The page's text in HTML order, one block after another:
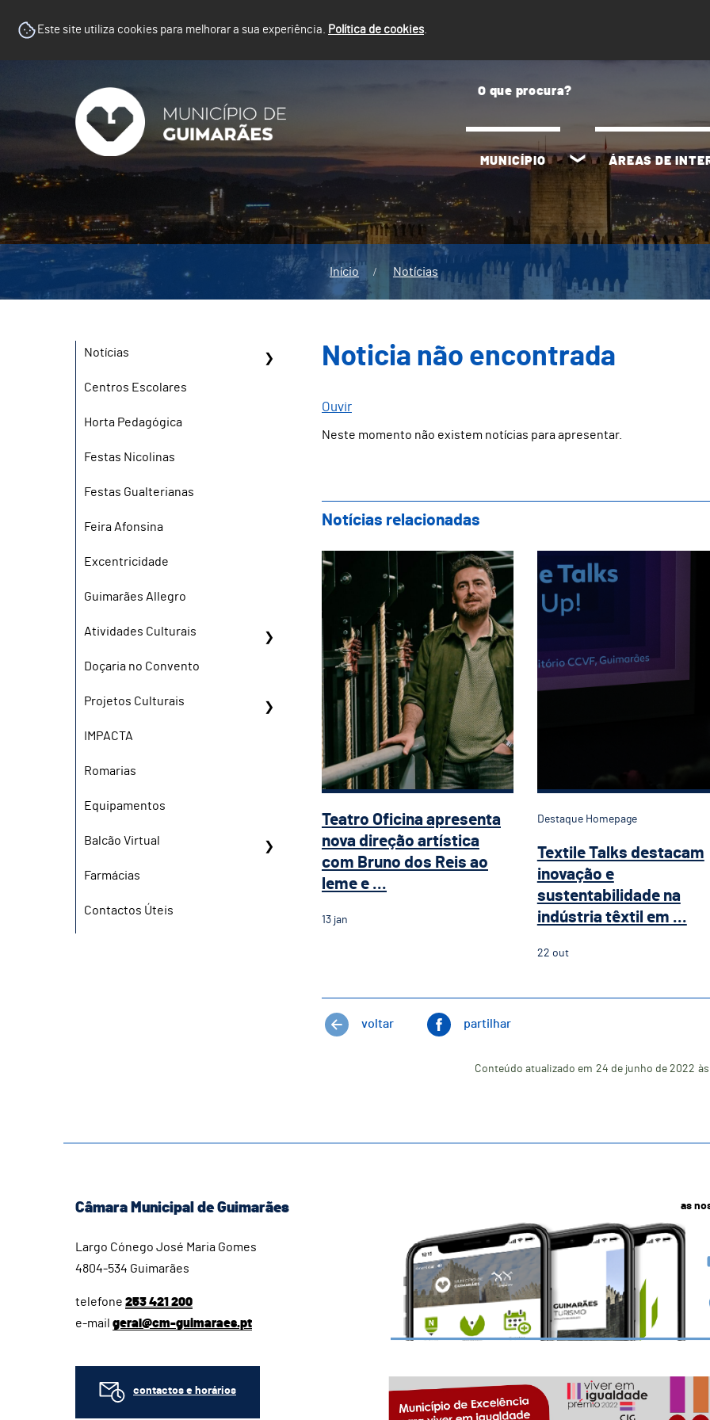
Este site utiliza cookies para melhorar a sua experiência. Política de cookies.
MUNICÍPIO ÁREAS DE
Início Notícias
Notícias
Centros Escolares
Horta Pedagógica
Festas Nicolinas
Festas Gualterianas
Feira Afonsina
Excentricidade
Guimarães Allegro
Atividades Culturais
Doçaria no Convento
Projetos Culturais
IMPACTA
Romarias
Equipamentos
Balcão Virtual
Farmácias
Contactos Úteis
Noticia não encontrada
Ouvir
Neste momento não existem notícias para apresentar.
Notícias relacionadas
Teatro Oficina apresenta nova direção
Teatro Oficina apresenta
nova direção artística
com Bruno dos Reis ao
leme e ...
13 jan
Textile Talks
Destaque Homepage
Textile Talks destacam
inovação e
sustentabilidade na
indústria têxtil em ...
22 out
voltar partilhar
Conteúdo atualizado em 24 de junho de 2022
Câmara Municipal de Guimarães
Largo Cónego José Maria Gomes
4804-534 Guimarães
telefone 253 421 200
e-mail geral@cm-guimaraes.pt
contactos e horários
as